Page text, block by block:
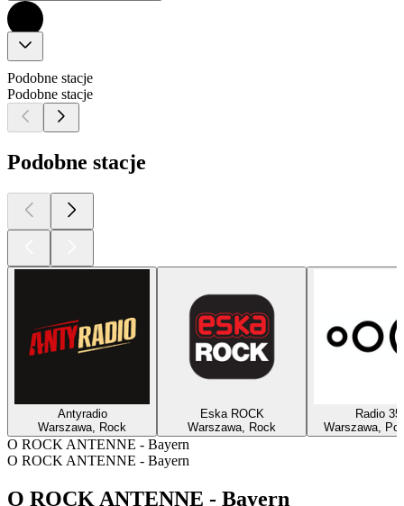
Podobne stacje
Podobne stacje
Podobne stacje
Antyradio
Warszawa, Rock
Eska ROCK
Warszawa, Rock
Radio
Warszawa,
O ROCK ANTENNE - Bayern
O ROCK ANTENNE - Bayern
O ROCK ANTENNE - Bayern